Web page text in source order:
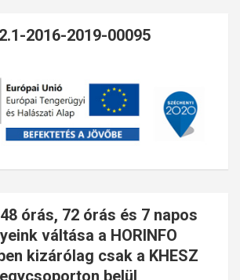
2016-2019-00095
órás, 72 órás és 7 napos
váltása a HORINFO
kizárólag csak a KHESZ